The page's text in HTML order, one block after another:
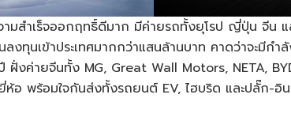
มสำเร็จออกฤทธิ์ดีมาก มีค่ายรถทั้งยุโรป ญี่ปุ่น จีน แ
ทุนเข้าประเทศมากกว่าแสนล้านบาท คาดว่าจะมีกำ
งค่ายจีนทั้ง MG, Great Wall Motors, NETA,
อ พร้อมใจกันส่งทั้งรถยนต์ EV, ไฮบริด และปลั๊ก-อิ